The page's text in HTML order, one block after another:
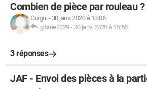
Combien de pièce par rouleau ?
Guigui - 30 janv. 2020 à 13:06
gitane2229- 30 janv. 2020 à 15:58
3 réponses
JAF - Envoi des pièces à la